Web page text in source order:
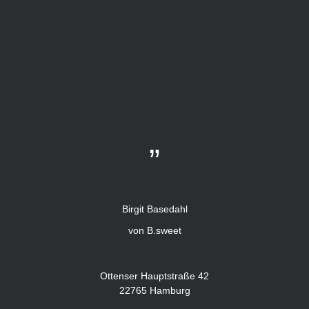
„
Birgit Basedahl
von B.sweet
Ottenser Hauptstraße 42
22765 Hamburg